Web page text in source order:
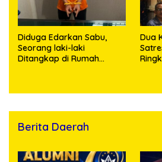
Diduga Edarkan Sabu,
Seorang laki-laki
Ditangkap di Rumah
Dua
Berita Daerah